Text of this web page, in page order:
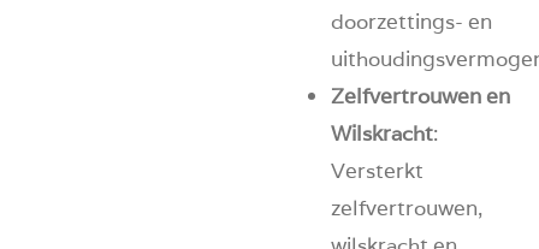
doorzettings- en
Zelfvertrouwen en
Wilskracht:
Versterkt
zelfvertrouwen,